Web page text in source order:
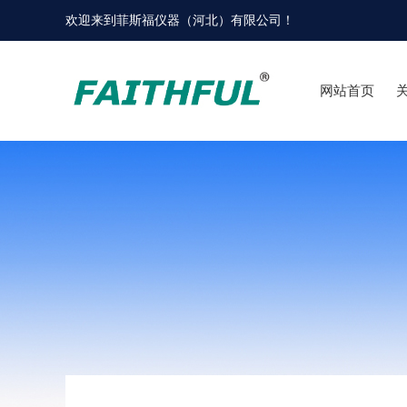
欢迎来到菲斯福仪器（河北）有限公司 ！
网站首页